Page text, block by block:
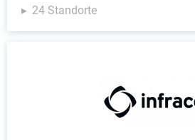
24 Standorte